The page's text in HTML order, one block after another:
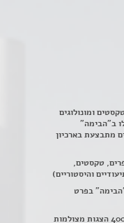
ומונולוגים
שהועלו ב"הבימה"
מתבצעת בארכיון
טקסטים,
והיסטוריים)
בפרט
חדר הצפייה מרווח ובו ניתן לצפות ב- 400 הצגות מצולמות